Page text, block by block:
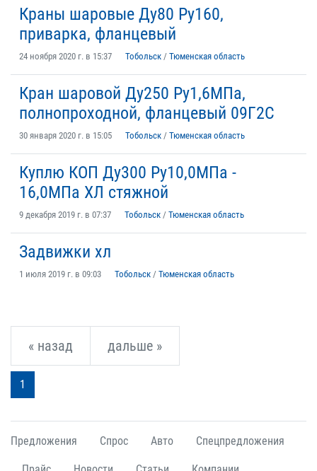
Краны шаровые Ду80 Ру160,
приварка, фланцевый
24 ноября 2020 г. в 15:37 Тобольск / Тюменская область
Кран шаровой Ду250 Ру1,6МПа,
полнопроходной, фланцевый 09Г2С
30 января 2020 г. в 15:05 Тобольск / Тюменская область
Куплю КОП Ду300 Ру10,0МПа -
16,0МПа ХЛ стяжной
9 декабря 2019 г. в 07:37 Тобольск / Тюменская область
Задвижки хл
1 июля 2019 г. в 09:03 Тобольск / Тюменская область
« назад дальше »
1
Предложения Спрос Авто Спецпредложения